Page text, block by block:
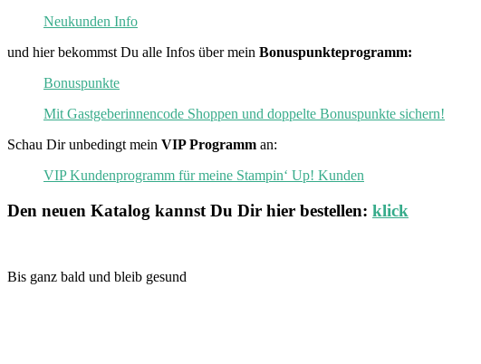
Neukunden Info
und hier bekommst Du alle Infos über mein Bonuspunkteprogramm:
Bonuspunkte
Mit Gastgeberinnencode Shoppen und doppelte Bonuspunkte sichern!
Schau Dir unbedingt mein VIP Programm an:
VIP Kundenprogramm für meine Stampin‘ Up! Kunden
Den neuen Katalog kannst Du Dir hier bestellen: klick
Bis ganz bald und bleib gesund